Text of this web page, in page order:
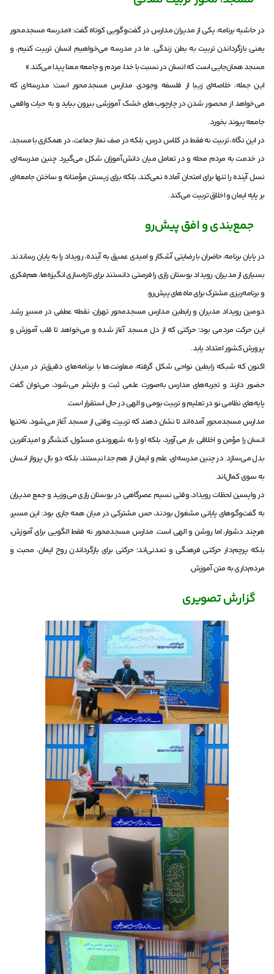
در حاشیه برنامه، یکی از مدیران مدارس در گفت‌وگویی کوتاه گفت: «مدرسه مسجد‌محور
یعنی بازگرداندن تربیت به بطن زندگی. ما در مدرسه می‌خواهیم انسان تربیت کنیم، و
مسجد همان‌جایی است که انسان در نسبت با خدا، مردم و جامعه معنا پیدا می‌کند.»
این جمله، خلاصه‌ای زیبا از فلسفه وجودی مدارس مسجد‌محور است؛ مدرسه‌ای که
می‌خواهد از محصور شدن در چارچوب‌های خشک آموزشی بیرون بیاید و به حیات واقعی
جامعه پیوند بخورد.
در این نگاه، تربیت نه فقط در کلاس درس، بلکه در صف نماز جماعت، در همکاری با مسجد،
در خدمت به مردم محله و در تعامل میان دانش‌آموزان شکل می‌گیرد. چنین مدرسه‌ای،
نسل آینده را تنها برای امتحان آماده نمی‌کند، بلکه برای زیستن مؤمنانه و ساختن جامعه‌ای
بر پایه ایمان و اخلاق تربیت می‌کند.
جمع‌بندی و افق پیش‌رو
در پایان برنامه، حاضران با رضایتی آشکار و امیدی عمیق به آینده، رویداد را به پایان رساندند.
بسیاری از مدیران، رویداد بوستان رازی را فرصتی دانستند برای تازه‌سازی انگیزه‌ها، هم‌فکری
و برنامه‌ریزی مشترک برای ماه‌های پیش‌رو.
دومین رویداد مدیران و رابطین مدارس مسجد‌محور تهران، نقطه عطفی در مسیر رشد
این حرکت مردمی بود؛ حرکتی که از دل مسجد آغاز شده و می‌خواهد تا قلب آموزش و
پرورش کشور امتداد یابد.
اکنون که شبکه رابطین نواحی شکل گرفته، معاونت‌ها با برنامه‌های دقیق‌تر در میدان
حضور دارند و تجربه‌های مدارس به‌صورت علمی ثبت و بازنشر می‌شود، می‌توان گفت
پایه‌های نظامی نو در تعلیم و تربیت بومی و الهی در حال استقرار است.
مدارس مسجد‌محور آمده‌اند تا نشان دهند که تربیت، وقتی از مسجد آغاز می‌شود، نه‌تنها
انسان را مؤمن و اخلاقی بار می‌آورد، بلکه او را به شهروندی مسئول، کنشگر و امیدآفرین
بدل می‌سازد. در چنین مدرسه‌ای، علم و ایمان از هم جدا نیستند، بلکه دو بال پرواز انسان
به سوی کمال‌اند.
در واپسین لحظات رویداد، وقتی نسیم عصرگاهی در بوستان رازی می‌وزید و جمع مدیران
به گفت‌وگوهای پایانی مشغول بودند، حس مشترکی در میان همه جاری بود: این مسیر،
هرچند دشوار، اما روشن و الهی است. مدارس مسجد‌محور نه فقط الگویی برای آموزش،
بلکه پرچم‌دار حرکتی فرهنگی و تمدنی‌اند؛ حرکتی برای بازگرداندن روح ایمان، محبت و
مردم‌داری به متن آموزش.
گزارش تصویری